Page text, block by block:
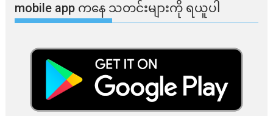
mobile app ​​ကနေ ​​သတင်းများကို ရယူပါ